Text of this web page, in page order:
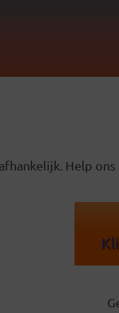
Help